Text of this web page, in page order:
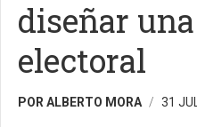
diseñar
electoral
POR ALBERTO MORA 31